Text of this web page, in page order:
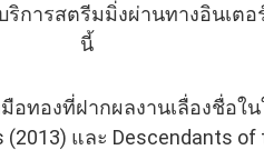
ริการสตรีมมิ่งผ่านทางอินเต
นี้
ทองที่ฝากผลงานเลื่องชื่อใ
(2013) และ Descendants of